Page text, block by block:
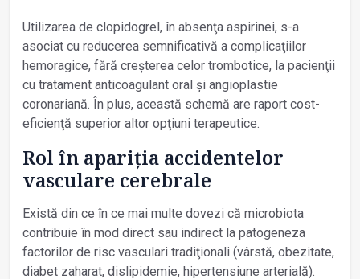
Utilizarea de clopidogrel, în absenţa aspirinei, s-a
asociat cu reducerea semnificativă a complicaţiilor
hemoragice, fără creșterea celor trombotice, la pacienţii
cu tratament anticoagulant oral și angioplastie
coronariană. În plus, această schemă are raport cost-
eficienţă superior altor opţiuni terapeutice.
Rol în apariţia accidentelor
vasculare cerebrale
Există din ce în ce mai multe dovezi că microbiota
contribuie în mod direct sau indirect la patogeneza
factorilor de risc vasculari tradiţionali (vârstă, obezitate,
diabet zaharat, dislipidemie, hipertensiune arterială).